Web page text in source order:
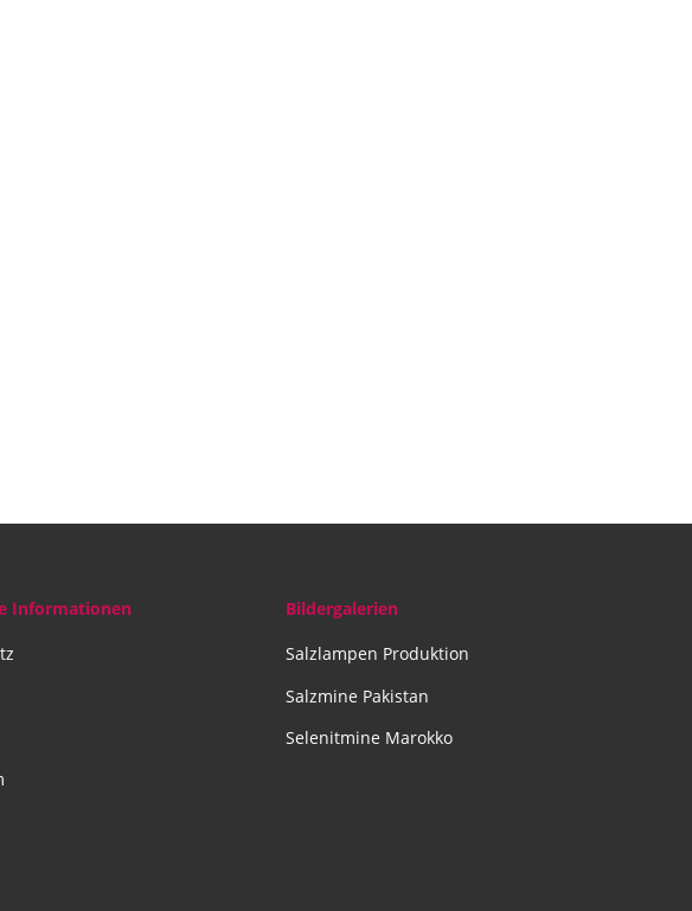
Informationen Bildergalerien
Salzlampen Produktion
Salzmine Pakistan
Selenitmine Marokko